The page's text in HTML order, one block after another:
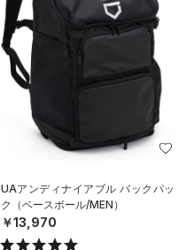
UAアンディナイアブル バックパッ
ク（ベースボール/MEN）
￥13,970